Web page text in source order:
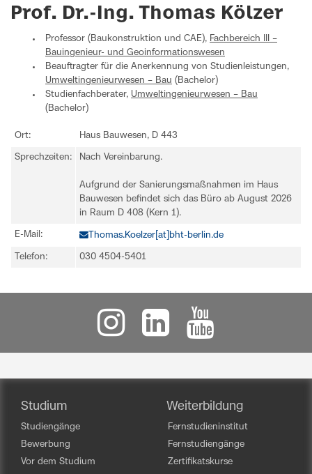
Prof. Dr.-Ing. Thomas Kölzer
Professor (Baukonstruktion und CAE), Fachbereich III –
Bauingenieur- und Geoinformationswesen
Beauftragter für die Anerkennung von Studienleistungen,
Umweltingenieurwesen – Bau (Bachelor)
Studienfachberater, Umweltingenieurwesen – Bau
(Bachelor)
Ort: Haus Bauwesen, D 443
Sprechzeiten: Nach Vereinbarung.
Aufgrund der Sanierungsmaßnahmen im Haus
Bauwesen befindet sich das Büro ab August 2026
in Raum D 408 (Kern 1).
E-Mail: Thomas.Koelzer[at]bht-berlin.de
Telefon: 030 4504-5401
Studium
Studiengänge
Bewerbung
Vor dem Studium
Weiterbildung
Fernstudieninstitut
Fernstudiengänge
Zertifikatskurse